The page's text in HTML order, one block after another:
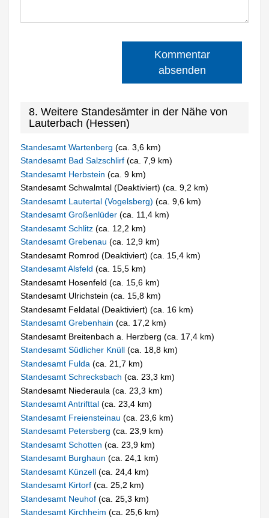
Kommentar
absenden
8. Weitere Standesämter in der Nähe von
Lauterbach (Hessen)
Standesamt Wartenberg(ca. 3,6 km)
Standesamt Bad Salzschlirf(ca. 7,9 km)
Standesamt Herbstein(ca. 9 km)
Standesamt Schwalmtal (Deaktiviert) (ca. 9,2 km)
Standesamt Lautertal (Vogelsberg)(ca. 9,6 km)
Standesamt Großenlüder(ca. 11,4 km)
Standesamt Schlitz(ca. 12,2 km)
Standesamt Grebenau(ca. 12,9 km)
Standesamt Romrod (Deaktiviert) (ca. 15,4 km)
Standesamt Alsfeld(ca. 15,5 km)
Standesamt Hosenfeld (ca. 15,6 km)
Standesamt Ulrichstein (ca. 15,8 km)
Standesamt Feldatal (Deaktiviert) (ca. 16 km)
Standesamt Grebenhain(ca. 17,2 km)
Standesamt Breitenbach a. Herzberg (ca. 17,4 km)
Standesamt Südlicher Knüll(ca. 18,8 km)
Standesamt Fulda(ca. 21,7 km)
Standesamt Schrecksbach(ca. 23,3 km)
Standesamt Niederaula (ca. 23,3 km)
Standesamt Antrifttal(ca. 23,4 km)
Standesamt Freiensteinau(ca. 23,6 km)
Standesamt Petersberg(ca. 23,9 km)
Standesamt Schotten(ca. 23,9 km)
Standesamt Burghaun(ca. 24,1 km)
Standesamt Künzell(ca. 24,4 km)
Standesamt Kirtorf(ca. 25,2 km)
Standesamt Neuhof(ca. 25,3 km)
Standesamt Kirchheim(ca. 25,6 km)